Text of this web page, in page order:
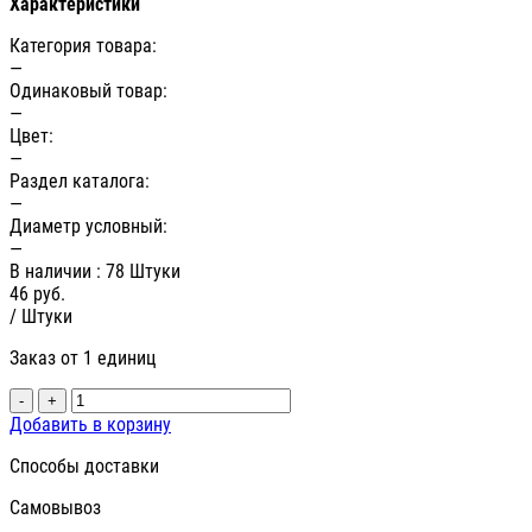
Категория товара:
—
Одинаковый товар:
—
Цвет:
—
Раздел каталога:
—
Диаметр условный:
—
В наличии : 78 Штуки
46 руб.
/ Штуки
Заказ от 1 единиц
- +
Добавить в корзину
Способы доставки
Самовывоз